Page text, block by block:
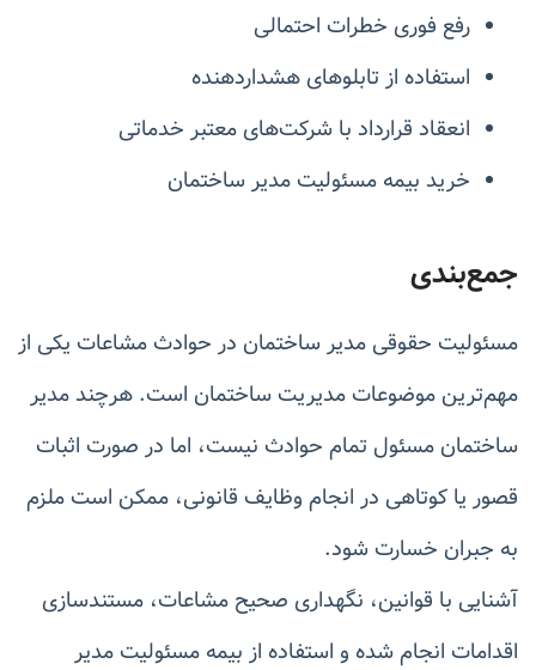
رفع فوری خطرات احتمالی
استفاده از تابلوهای هشداردهنده
انعقاد قرارداد با شرکت‌های معتبر خدماتی
خرید بیمه مسئولیت مدیر ساختمان
جمع‌بندی
مسئولیت حقوقی مدیر ساختمان در حوادث مشاعات یکی از
مهم‌ترین موضوعات مدیریت ساختمان است. هرچند مدیر
ساختمان مسئول تمام حوادث نیست، اما در صورت اثبات
قصور یا کوتاهی در انجام وظایف قانونی، ممکن است ملزم
به جبران خسارت شود.
آشنایی با قوانین، نگهداری صحیح مشاعات، مستندسازی
اقدامات انجام شده و استفاده از بیمه مسئولیت مدیر